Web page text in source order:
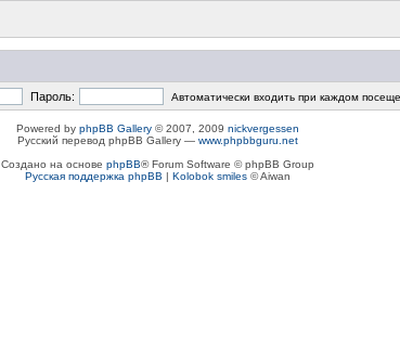
Пароль: Автоматически входить при каждом
Powered by phpBB Gallery© 2007, 2009 nickvergessen
Русский перевод phpBB Gallery — www.phpbbguru.net
Создано на основе phpBB® Forum Software © phpBB Group
Русская поддержка phpBB | Kolobok smiles© Aiwan